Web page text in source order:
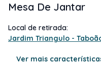
Mesa De Jantar
Local de retirada:
Jardim Triangulo -
Ver mais